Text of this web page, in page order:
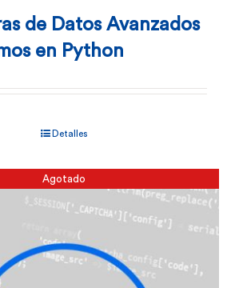
de Datos Avanzados
en Python
Detalles
Agotado